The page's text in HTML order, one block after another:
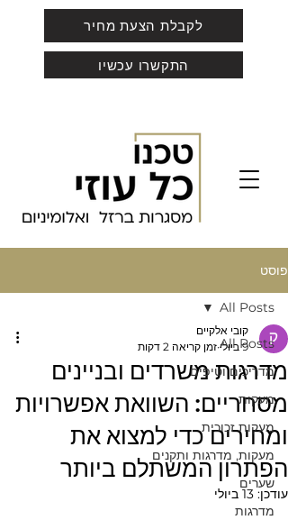
לקבלת הצעת מחיר
התקשרו עכשיו
פוסט
All Posts
מדריכים וטיפים
מעקות
מעקות זכוכית
מעקות, מדרגות ותקנים
שערים
מדרגות
All Posts
מדרגות משרדים ובניינים
מסחריים: השוואת אפשרויות
ומחירים כדי למצוא את
הפתרון המשתלם ביותר
קובי אלקיים
9 ביולי
זמן קריאה 2 דקות
עודכן: 13 ביולי